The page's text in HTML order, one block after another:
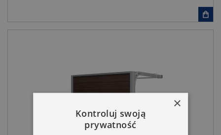
×
Kontroluj swoją
prywatność